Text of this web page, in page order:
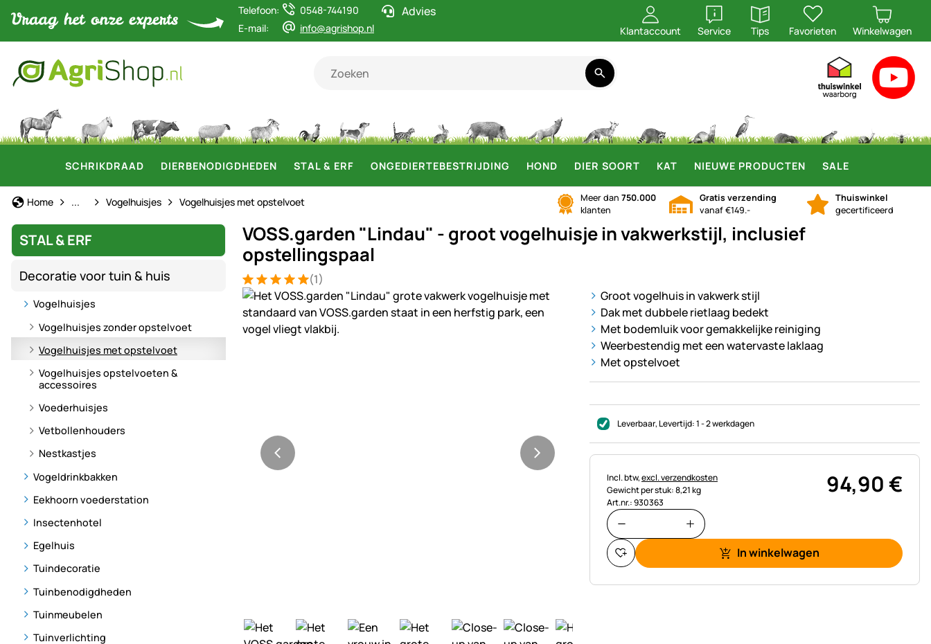
Telefoon:
0548-744190
E-mail:
info@agrishop.nl
Advies
Klantaccount Service
openen
Tips
openen
Favorieten Winkelwagen
SCHRIKDRAAD DIERBENODIGDHEDEN STAL & ERF ONGEDIERTEBESTRIJDING HOND DIER SOORT KAT NIEUWE PRODUCTEN SALE
Home Decoratie voor tuin & huis
... Vogelhuisjes Vogelhuisjes met opstelvoet Meer dan750.000
klanten
Gratis verzending
vanaf €149.-
Thuiswinkel
gecertificeerd
STAL & ERF
Decoratie voor tuin & huis
Vogelhuisjes
Vogelhuisjes zonder opstelvoet
Vogelhuisjes met opstelvoet
Vogelhuisjes opstelvoeten &
accessoires
Voederhuisjes
Vetbollenhouders
Nestkastjes
Vogeldrinkbakken
Eekhoorn voederstation
Insectenhotel
Egelhuis
Tuindecoratie
Tuinbenodigdheden
Tuinmeubelen
Tuinverlichting
VOSS.garden "Lindau" - groot vogelhuisje in vakwerkstijl, inclusief
opstellingspaal
Beoordeling: 5 van 5 (1 beoordelingen)
1 Bewertung (1)
Productgalerij
Groot vogelhuis in vakwerk stijl
Dak met dubbele rietlaag bedekt
Met bodemluik voor gemakkelijke reiniging
Weerbestendig met een watervaste laklaag
Met opstelvoet
Leverbaar, Levertijd:1 - 2 werkdagen
Belastinginformatie:
Incl. btw,excl. verzendkosten
Gewicht per stuk: 8,21 kg
Art.nr.: 930363
94,90€
In winkelwagen